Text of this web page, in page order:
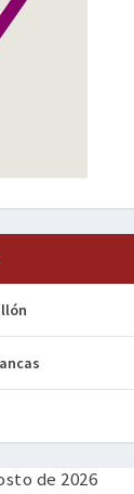
de 2026